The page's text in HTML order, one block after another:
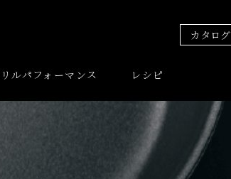
カタログ
ルパフォーマンス レシピ